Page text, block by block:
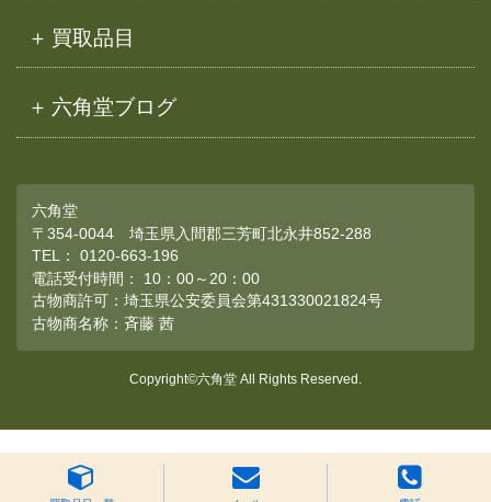
買取品目
六角堂ブログ
六角堂
〒354-0044 埼玉県入間郡三芳町北永井852-288
TEL： 0120-663-196
電話受付時間： 10：00～20：00
古物商許可：埼玉県公安委員会第431330021824号
古物商名称：斉藤 茜
Copyright©六角堂 All Rights Reserved.